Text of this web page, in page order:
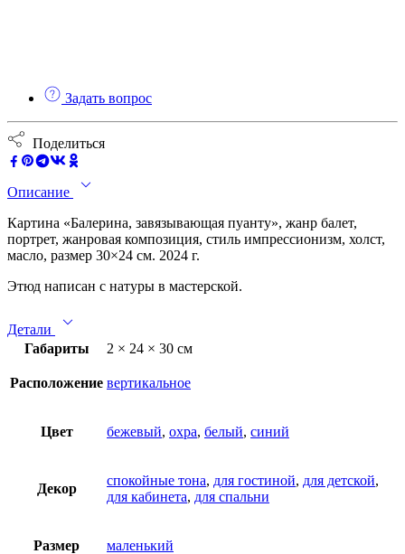
Задать вопрос
Поделиться
Описание
Картина «Балерина, завязывающая пуанту», жанр балет,
портрет, жанровая композиция, стиль импрессионизм, холст,
масло, размер 30×24 см. 2024 г.
Этюд написан с натуры в мастерской.
Детали
Габариты
2 × 24 × 30 см
Расположение вертикальное
Цвет бежевый, охра, белый, синий
Декор
спокойные тона, для гостиной, для детской,
для кабинета, для спальни
Размер маленький